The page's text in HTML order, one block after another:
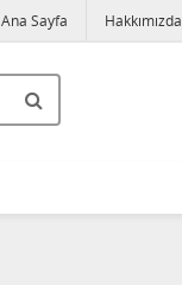
Ana Sayfa Hakkımızda